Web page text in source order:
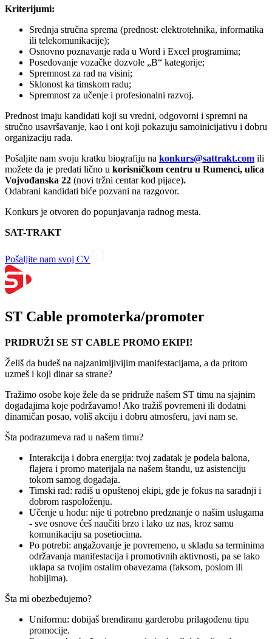
Kriterijumi:
Srednja stručna sprema (prednost: elektrotehnika, informatika
ili telekomunikacije);
Osnovno poznavanje rada u Word i Excel programima;
Posedovanje vozačke dozvole „B“ kategorije;
Spremnost za rad na visini;
Sklonost ka timskom radu;
Spremnost za učenje i profesionalni razvoj.
Prednost imaju kandidati koji su vredni, odgovorni i spremni na
stručno usavršavanje, kao i oni koji pokazuju samoinicijativu i dobru
organizaciju rada.
Pošaljite nam svoju kratku biografiju na konkurs@sattrakt.com ili
možete da je predati lično u korisničkom centru u Rumenci, ulica
Vojvođanska 22 (novi tržni centar kod pijace).
Odabrani kandidati biće pozvani na razgovor.
Konkurs je otvoren do popunjavanja radnog mesta.
SAT-TRAKT
Pošaljite nam svoj CV
ST Cable promoterka/promoter
PRIDRUŽI SE ST CABLE PROMO EKIPI!
Želiš da budeš na najzanimljivijim manifestacijama, a da pritom
uzmeš i koji dinar sa strane?
Tražimo osobe koje žele da se pridruže našem ST timu na sjajnim
događajima koje podržavamo! Ako tražiš povremeni ili dodatni
dinamičan posao, voliš akciju i dobru atmosferu, javi nam se.
Šta podrazumeva rad u našem timu?
Interakcija i dobra energija: tvoj zadatak je podela balona,
flajera i promo materijala na našem štandu, uz asistenciju
tokom samog događaja.
Timski rad: radiš u opuštenoj ekipi, gde je fokus na saradnji i
dobrom raspoloženju.
Učenje u hodu: nije ti potrebno predznanje o našim uslugama
- sve osnove ćeš naučiti brzo i lako uz nas, kroz samu
komunikaciju sa posetiocima.
Po potrebi: angažovanje je povremeno, u skladu sa terminima
održavanja manifestacija i promotivnih aktivnosti, pa se lako
uklapa sa tvojim ostalim obavezama (faksom, poslom ili
hobijima).
Šta mi obezbeđujemo?
Uniformu: dobijaš brendiranu garderobu prilagođenu tipu
promocije.